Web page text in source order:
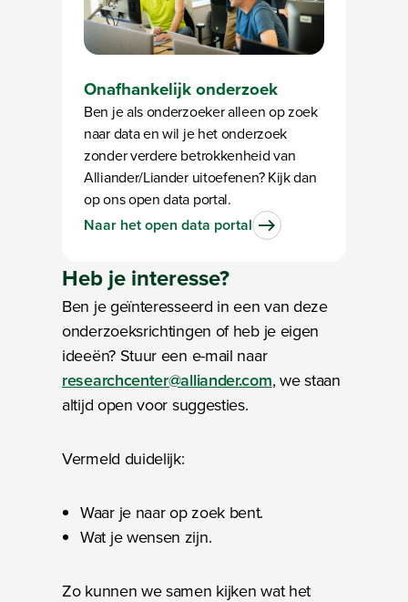
Onafhankelijk onderzoek
Ben je als onderzoeker alleen op zoek
naar data en wil je het onderzoek
zonder verdere betrokkenheid van
Alliander/Liander uitoefenen? Kijk dan
op ons open data portal.
Naar het open data portal
Heb jeinteresse?
Ben je geïnteresseerd in een van deze
onderzoeksrichtingen of heb je eigen
ideeën? Stuur een e-mail naar
researchcenter@alliander.com, we staan
altijd open voor suggesties.
Vermeld duidelijk:
Waar je naar op zoek bent.
Wat je wensen zijn.
Zo kunnen we samen kijken wat het